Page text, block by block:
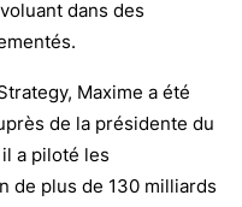
dans des
Maxime a été
de la présidente du
a piloté les
de plus de 130 milliards